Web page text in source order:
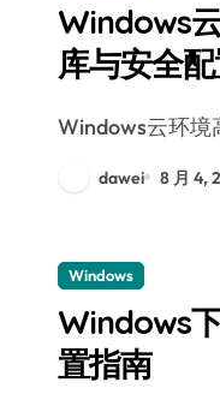
Windows
库与安全
Windows云环
dawei 8 月 4,
Windows
Windows
置指南